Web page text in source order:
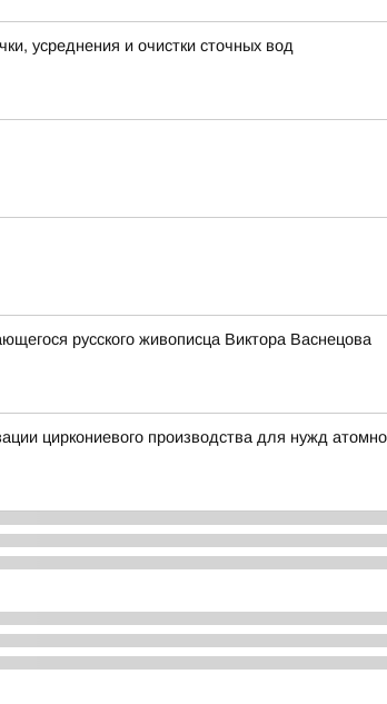
усреднения и очистки сточных вод
русского живописца Виктора Васнецова
циркониевого производства для нужд